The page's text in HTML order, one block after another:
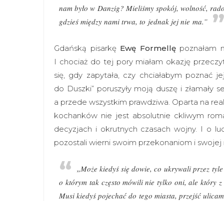
nam było w Danzig? Mieliśmy spokój, wolność,
gdzieś między nami trwa, to jednak jej nie ma.”
Gdańską pisarkęEwę Formellępoznałam
I chociaż do tej pory miałam okazję
się, gdy zapytała, czy chciałabym poznać
do Duszki” poruszyły moją duszę i złamały
a przede wszystkim prawdziwa. Oparta na
kochanków nie jest absolutnie ckliwym
decyzjach i okrutnych czasach wojny. I o
pozostali wierni swoim przekonaniom i swojej
„Może kiedyś się dowie, co ukrywali przez
o którym tak często mówili nie tylko oni, ale który z
Musi kiedyś pojechać do tego miasta, przejść